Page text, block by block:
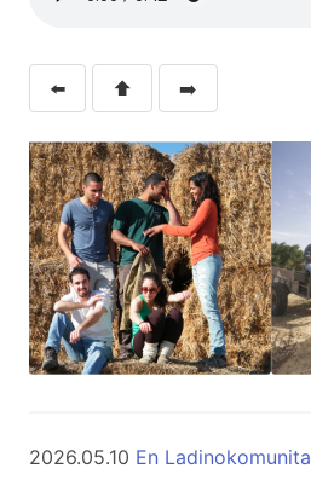
⬅️ ⬆️ ➡️
2026.05.10 En Ladinokomunita